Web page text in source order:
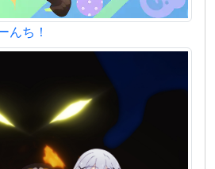
んち！